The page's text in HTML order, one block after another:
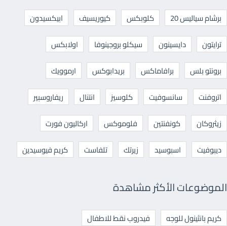
برشام سياليس 20 كلوبكس كيوريسيف
ابيكسيدون
ترايتون
دايسينون سيكلو بروجينوفا
اولابكس
برونتو بلس
برافاماكس بريدابوكس
ارموويك
اتروفنت
سانسوفيت كلوسيز انتنال
ريفاروسبير
زيثروكان
كونفنتين فلوموكس
اركاليون فورت
ديبوفيت
اسبوسيد زيرتك تلفاست كريم فيوسيدين
الموضوعات الأكثر مشاهدة
كريم بانثينول للوجه فيدروب نقط للاطفال